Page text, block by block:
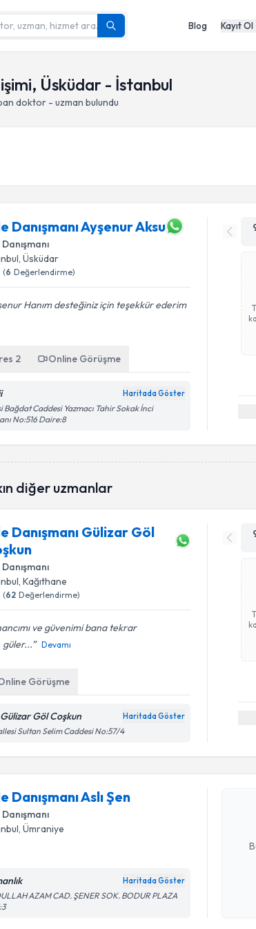
Blog Kayıt Ol
Üsküdar - İstanbul
doktor - uzman bulundu
Danışmanı Ayşenur Aksu
, Üsküdar
(6 Değerlendirme)
Hanım desteğiniz için teşekkür ederim
2 Online Görüşme
Haritada Göster
Bağdat Caddesi Yazmacı Tahir Sokak İnci
No:516 Daire:8
diğer uzmanlar
Danışmanı Gülizar Göl
, Kağıthane
(62 Değerlendirme)
ve güvenimi bana tekrar
güler...
Devamı
Görüşme
Göl Coşkun Haritada Göster
Sultan Selim Caddesi No:57/4
Danışmanı Aslı Şen
, Ümraniye
Haritada Göster
AZAM CAD. ŞENER SOK. BODUR PLAZA
Aile
Size bu